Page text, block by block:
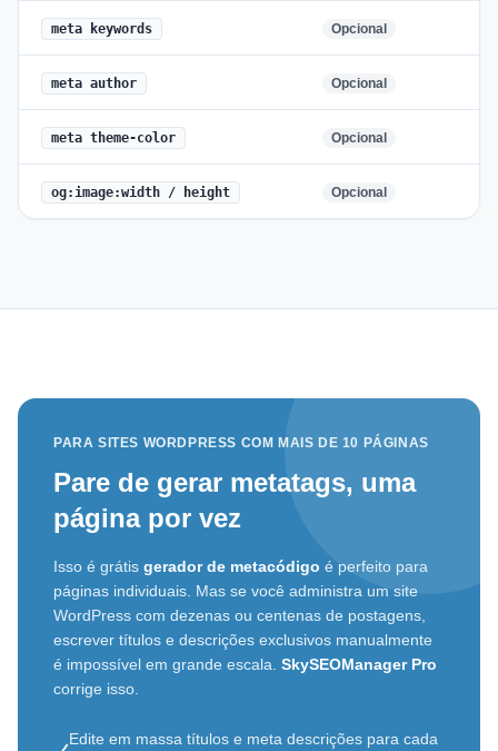
meta keywords Opcional
meta author Opcional
meta theme-color Opcional
og:image:width / height Opcional
PARA SITES WORDPRESS COM MAIS DE 10 PÁGINAS
Pare de gerar metatags, uma
página por vez
Isso é grátis gerador de metacódigo é perfeito para
páginas individuais. Mas se você administra um site
WordPress com dezenas ou centenas de postagens,
escrever títulos e descrições exclusivos manualmente
é impossível em grande escala. SkySEOManager Pro
corrige isso.
Edite em massa títulos e meta descrições para cada